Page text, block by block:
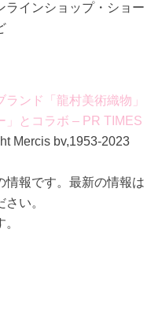
ラインショップ・ショー
ンド「龍村美術織物」
」とコラボ – PR TIMES
Mercis bv,1953-2023
報です。最新の情報は
い。